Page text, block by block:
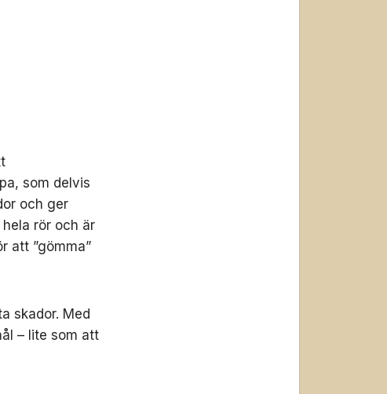
som delvis
och ger
rör och är
att ”gömma”
skador. Med
– lite som att